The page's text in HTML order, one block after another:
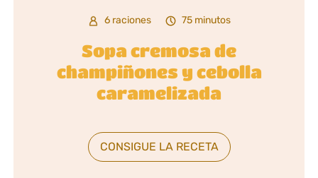
6 raciones 75 minutos
Sopa cremosa de
champiñones y cebolla
caramelizada
CONSIGUE LA RECETA